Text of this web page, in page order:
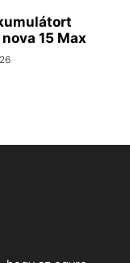
15 Max